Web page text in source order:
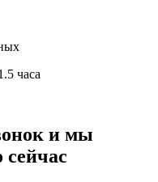
часа
и мы